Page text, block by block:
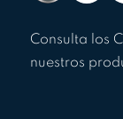
Consulta los
nuestros